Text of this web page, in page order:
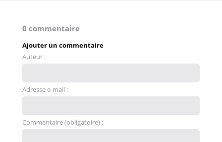
0 commentaire
Ajouter un commentaire
Auteur :
Adresse e-mail :
Commentaire (obligatoire) :